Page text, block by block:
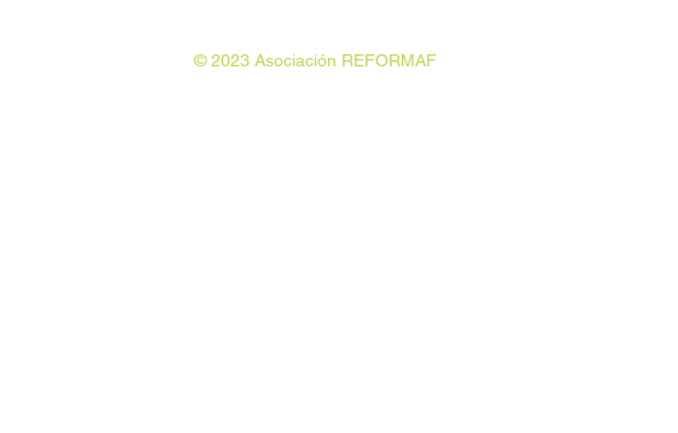
© 2023 Asociación REFORMAF